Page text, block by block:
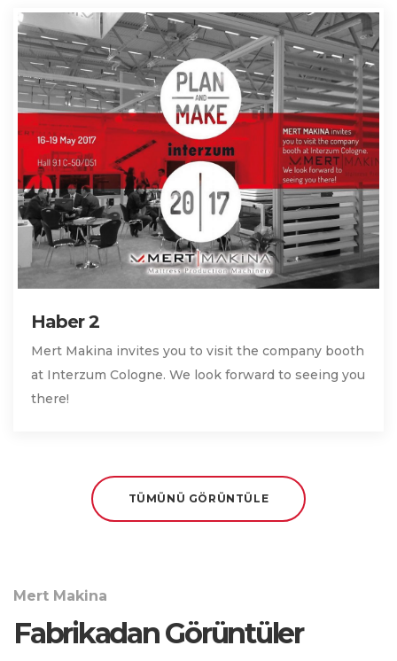
Haber 2
Mert Makina invites you to visit the company booth
at Interzum Cologne. We look forward to seeing you
there!
TÜMÜNÜ GÖRÜNTÜLE
Mert Makina
Fabrikadan Görüntüler